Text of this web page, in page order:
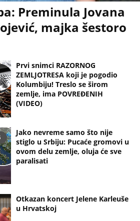
Preminula Jovana
majka šestoro
Prvi snimci RAZORNOG
ZEMLJOTRESA koji je pogodio
Kolumbiju! Treslo se širom
zemlje, ima POVREĐENIH
(VIDEO)
Jako nevreme samo što nije
stiglo u Srbiju: Pucaće gromovi u
ovom delu zemlje, oluja će sve
paralisati
Otkazan koncert Jelene Karleuše
u Hrvatskoj